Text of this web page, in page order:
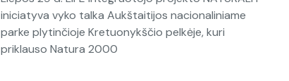
iniciatyva vyko talka Aukštaitijos nacionaliniame
parke plytinčioje Kretuonykščio pelkėje, kuri
priklauso Natura 2000